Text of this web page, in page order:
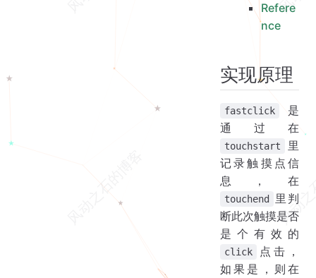
Refere
nce
实现原理
fastclick
是
通过在
touchstart
里
记录触摸点信
息，在
touchend
里判
断此次触摸是否
是个有效的
click
点击，
如果是，则在